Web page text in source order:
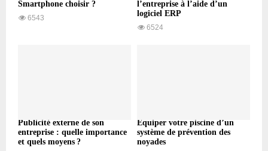
Smartphone choisir ?
6543
l’entreprise à l’aide d’un
logiciel ERP
6524
Publicité externe de son
entreprise : quelle importance
et quels moyens ?
Équiper votre piscine d’un
système de prévention des
noyades